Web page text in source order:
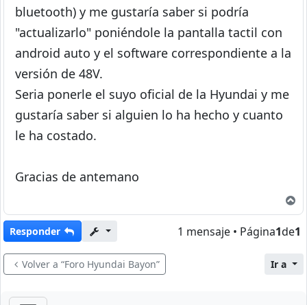
bluetooth) y me gustaría saber si podría
"actualizarlo" poniéndole la pantalla tactil con
android auto y el software correspondiente a la
versión de 48V.
Seria ponerle el suyo oficial de la Hyundai y me
gustaría saber si alguien lo ha hecho y cuanto
le ha costado.
Gracias de antemano
Responder 1 mensaje • Página1de1
Volver a “Foro Hyundai Bayon” Ir a